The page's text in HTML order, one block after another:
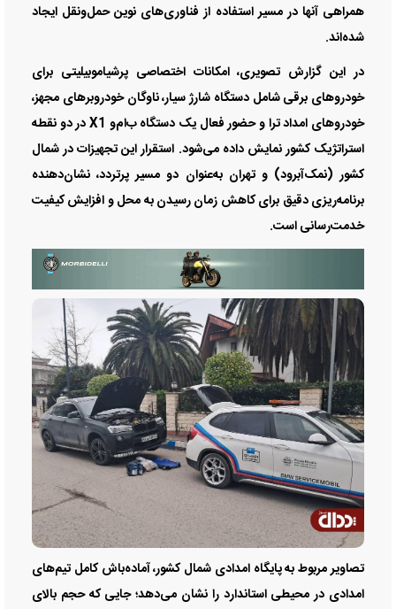
همراهی آنها در مسیر استفاده از فناوری‌های نوین حمل‌ونقل ایجاد
شده‌اند.
در این گزارش تصویری، امکانات اختصاصی پرشیاموبیلیتی برای
خودرو‌های برقی شامل دستگاه شارژ سیار، ناوگان خودروبر‌های مجهز،
خودرو‌های امداد ترا و حضور فعال یک دستگاه ب‌ام‌و X1 در دو نقطه
استراتژیک کشور نمایش داده می‌شود. استقرار این تجهیزات در شمال
کشور (نمک‌آبرود) و تهران به‌عنوان دو مسیر پرتردد، نشان‌دهنده
برنامه‌ریزی دقیق برای کاهش زمان رسیدن به محل و افزایش کیفیت
خدمت‌رسانی است.
تصاویر مربوط به پایگاه امدادی شمال کشور، آماده‌باش کامل تیم‌های
امدادی در محیطی استاندارد را نشان می‌دهد؛ جایی که حجم بالای